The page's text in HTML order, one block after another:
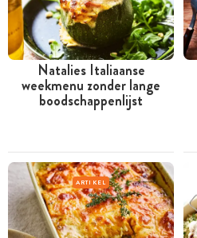
Natalies Italiaanse
weekmenu zonder lange
boodschappenlijst
ARTIKEL